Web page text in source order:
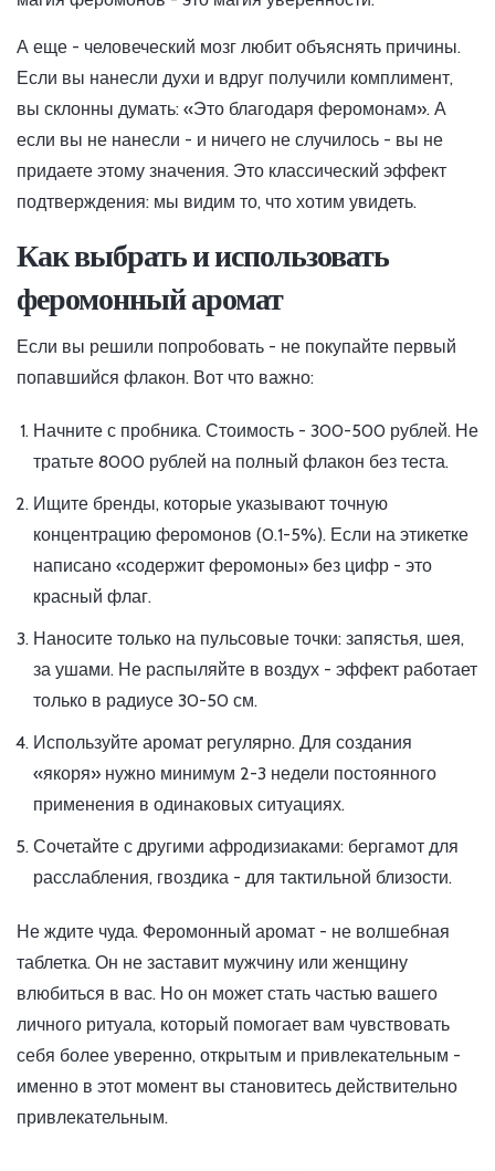
А еще - человеческий мозг любит объяснять причины.
Если вы нанесли духи и вдруг получили комплимент,
вы склонны думать: «Это благодаря феромонам». А
если вы не нанесли - и ничего не случилось - вы не
придаете этому значения. Это классический эффект
подтверждения: мы видим то, что хотим увидеть.
Как выбрать и использовать
феромонный аромат
Если вы решили попробовать - не покупайте первый
попавшийся флакон. Вот что важно:
Начните с пробника. Стоимость - 300-500 рублей. Не
тратьте 8000 рублей на полный флакон без теста.
Ищите бренды, которые указывают точную
концентрацию феромонов (0.1-5%). Если на этикетке
написано «содержит феромоны» без цифр - это
красный флаг.
Наносите только на пульсовые точки: запястья, шея,
за ушами. Не распыляйте в воздух - эффект работает
только в радиусе 30-50 см.
Используйте аромат регулярно. Для создания
«якоря» нужно минимум 2-3 недели постоянного
применения в одинаковых ситуациях.
Сочетайте с другими афродизиаками: бергамот для
расслабления, гвоздика - для тактильной близости.
Не ждите чуда. Феромонный аромат - не волшебная
таблетка. Он не заставит мужчину или женщину
влюбиться в вас. Но он может стать частью вашего
личного ритуала, который помогает вам чувствовать
себя более уверенно, открытым и привлекательным -
именно в этот момент вы становитесь действительно
привлекательным.